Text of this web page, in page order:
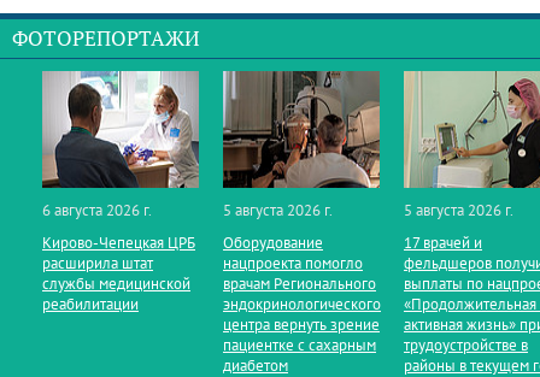
ФОТОРЕПОРТАЖИ
6 августа 2026 г.
Кирово‑Чепецкая ЦРБ
расширила штат
службы медицинской
реабилитации
5 августа 2026 г.
Оборудование
нацпроекта помогло
врачам Регионального
эндокринологического
центра вернуть зрение
пациентке с сахарным
диабетом
5 августа 2026 г.
17 врачей и
фельдшеров
выплаты по
«Продолжительная
активная жизнь»
трудоустройстве в
районы в текущем